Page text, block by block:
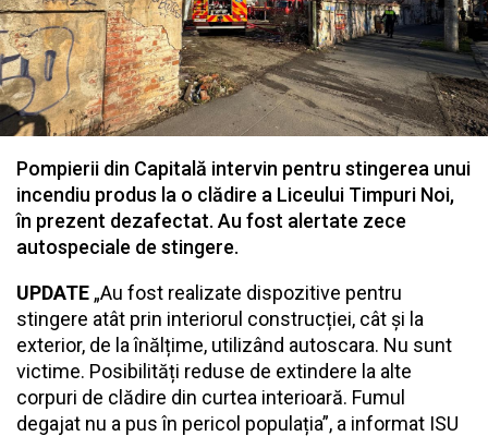
Pompierii din Capitală intervin pentru stingerea unui
incendiu produs la o clădire a Liceului Timpuri Noi,
în prezent dezafectat. Au fost alertate zece
autospeciale de stingere.
UPDATE „Au fost realizate dispozitive pentru
stingere atât prin interiorul construcției, cât și la
exterior, de la înălțime, utilizând autoscara. Nu sunt
victime. Posibilități reduse de extindere la alte
corpuri de clădire din curtea interioară. Fumul
degajat nu a pus în pericol populația”, a informat ISU